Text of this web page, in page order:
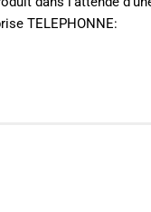
TELEPHONNE: